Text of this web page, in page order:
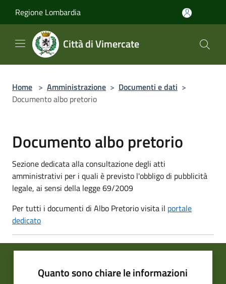
Regione Lombardia
Città di Vimercate
Home > Amministrazione > Documenti e dati >
Documento albo pretorio
Documento albo pretorio
Sezione dedicata alla consultazione degli atti
amministrativi per i quali è previsto l'obbligo di pubblicità
legale, ai sensi della legge 69/2009
Per tutti i documenti di Albo Pretorio visita il portale
dedicato
Quanto sono chiare le informazioni